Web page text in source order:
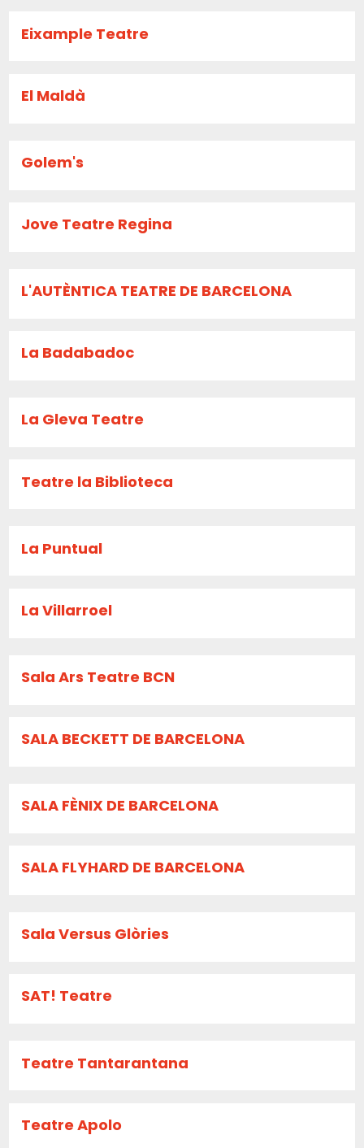
Eixample Teatre
El Maldà
Golem's
Jove Teatre Regina
L'AUTÈNTICA TEATRE DE BARCELONA
La Badabadoc
La Gleva Teatre
Teatre la Biblioteca
La Puntual
La Villarroel
Sala Ars Teatre BCN
SALA BECKETT DE BARCELONA
SALA FÈNIX DE BARCELONA
SALA FLYHARD DE BARCELONA
Sala Versus Glòries
SAT! Teatre
Teatre Tantarantana
Teatre Apolo